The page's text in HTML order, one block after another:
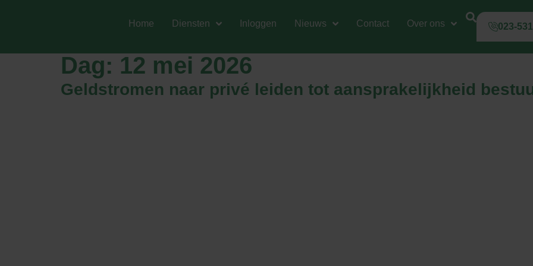
Home Diensten Inloggen Nieuws Contact Over ons 023-
Dag: 12 mei 2026
Geldstromen naar privé leiden tot aansprakelijkheid